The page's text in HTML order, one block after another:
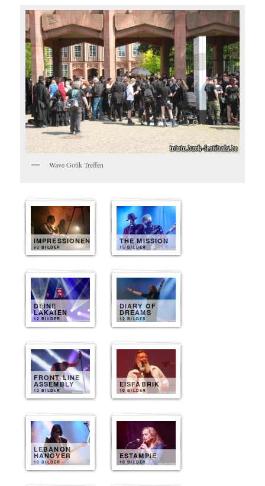
Wave Gotik Treffen
IMPRESSIONEN
60 BILDER
THE MISSION
15 BILDER
DEINE
LAKAIEN
12 BILDER
DIARY OF
DREAMS
12 BILDER
FRONT LINE
ASSEMBLY
12 BILDER
EISFABRIK
10 BILDER
LEBANON
HANOVER
10 BILDER
ESTAMPIE
10 BILDER